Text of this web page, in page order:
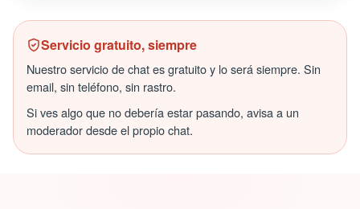
Servicio gratuito, siempre
Nuestro servicio de chat es gratuito y lo será siempre. Sin
email, sin teléfono, sin rastro.
Si ves algo que no debería estar pasando, avisa a un
moderador desde el propio chat.